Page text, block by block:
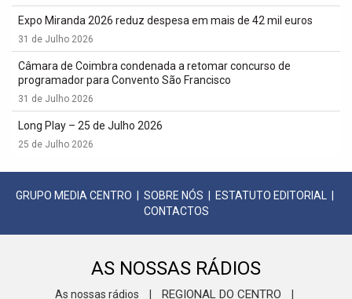
Expo Miranda 2026 reduz despesa em mais de 42 mil euros
31 de Julho 2026
Câmara de Coimbra condenada a retomar concurso de
programador para Convento São Francisco
31 de Julho 2026
Long Play – 25 de Julho 2026
25 de Julho 2026
GRUPO MEDIA CENTRO SOBRE NÓS ESTATUTO EDITORIAL
CONTACTOS
AS NOSSAS RÁDIOS
As nossas rádios REGIONAL DO CENTRO